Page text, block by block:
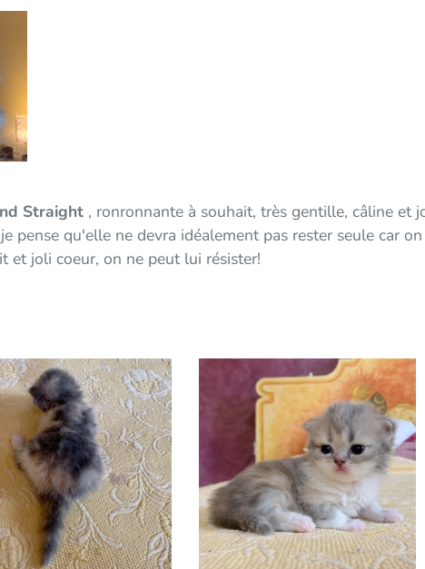
Straight , ronronnante à souhait, très gentille, câline et
pense qu'elle ne devra idéalement pas rester seule car
et joli coeur, on ne peut lui résister!